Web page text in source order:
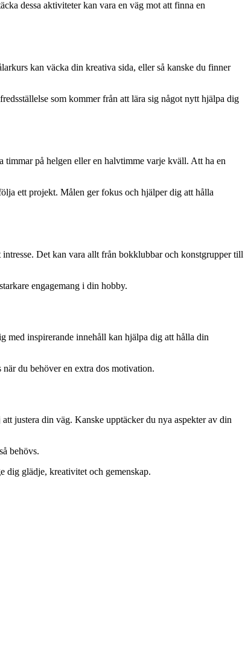
dessa aktiviteter kan vara en väg mot att finna en
kan väcka din kreativa sida, eller så kanske du finner
som kommer från att lära sig något nytt hjälpa dig
på helgen eller en halvtimme varje kväll. Att ha en
ett projekt. Målen ger fokus och hjälper dig att hålla
Det kan vara allt från bokklubbar och konstgrupper till
engagemang i din hobby.
med inspirerande innehåll kan hjälpa dig att hålla din
du behöver en extra dos motivation.
justera din väg. Kanske upptäcker du nya aspekter av din
behövs.
dig glädje, kreativitet och gemenskap.